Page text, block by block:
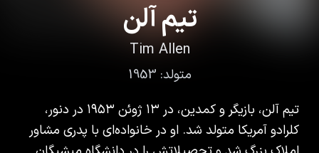
تیم آلن
Tim Allen
متولد: 1953
تیم آلن، بازیگر و کمدین، در ۱۳ ژوئن ۱۹۵۳ در دنور،
کلرادو آمریکا متولد شد. او در خانواده‌ای با پدری مشاور